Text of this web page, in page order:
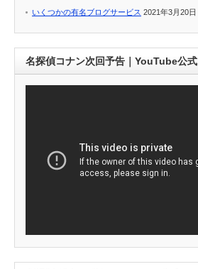
いくつかの有名ブログサービス 2021年3月20日
名探偵コナン次回予告｜YouTube公式